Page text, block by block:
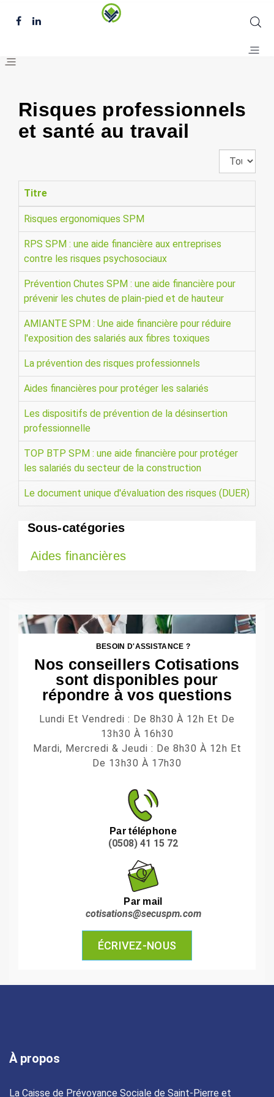
Risques professionnels
et santé au travail
Affichage
#
Titre
Risques ergonomiques SPM
RPS SPM : une aide financière aux entreprises
contre les risques psychosociaux
Prévention Chutes SPM : une aide financière pour
prévenir les chutes de plain-pied et de hauteur
AMIANTE SPM : Une aide financière pour réduire
l'exposition des salariés aux fibres toxiques
La prévention des risques professionnels
Aides financières pour protéger les salariés
Les dispositifs de prévention de la désinsertion
professionnelle
TOP BTP SPM : une aide financière pour protéger
les salariés du secteur de la construction
Le document unique d'évaluation des risques (DUER)
Sous-catégories
Aides financières
BESOIN D'ASSISTANCE ?
Nos conseillers Cotisations
sont disponibles pour
répondre à vos questions
Lundi Et Vendredi : De 8h30 À 12h Et De
13h30 À 16h30
Mardi, Mercredi & Jeudi : De 8h30 À 12h Et
De 13h30 À 17h30
Par téléphone
(0508) 41 15 72
Par mail
cotisations@secuspm.com
ÉCRIVEZ-NOUS
À propos
La Caisse de Prévoyance Sociale de Saint-Pierre et